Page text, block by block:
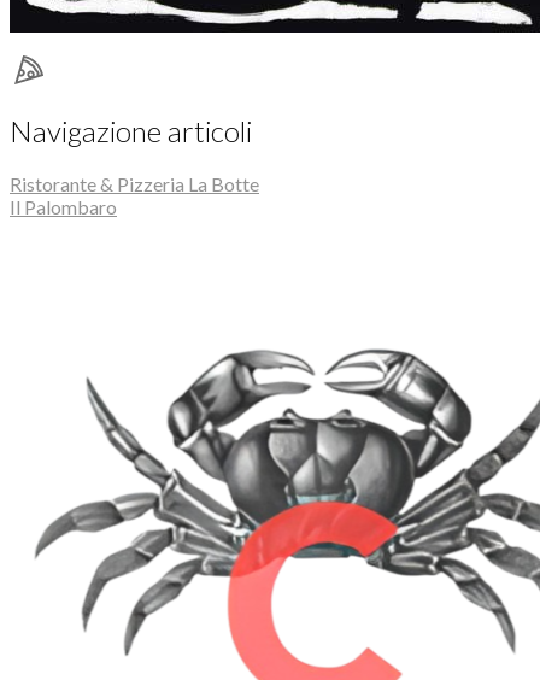
Navigazione articoli
Ristorante & Pizzeria La Botte
Il Palombaro